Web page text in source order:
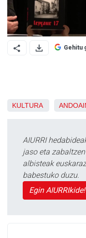
Gehitu
KULTURA
AIURRI
jaso eta
albisteak
babestuko duzu.
Egin AIURRIkide!